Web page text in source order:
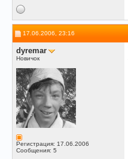
17.06.2006, 23:16
dyremar
Новичок
Регистрация: 17.06.2006
Сообщения: 5